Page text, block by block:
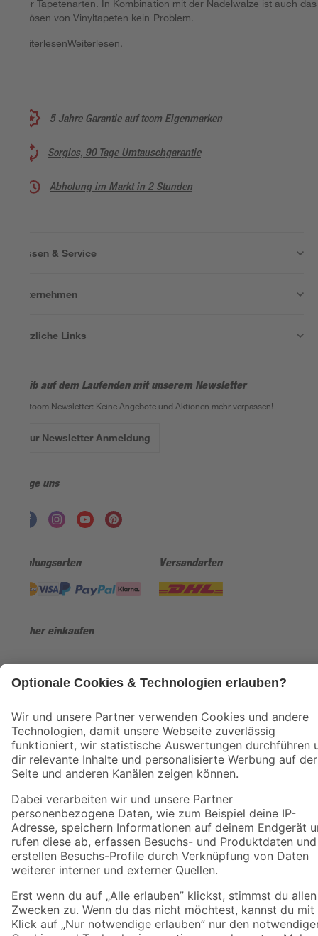
aller Tapetenarten. In Kombination mit der Nadelwalze ist auch das
Ablösen von Vinyltapeten kein Problem.
WeiterlesenWeiterlesen.
5 Jahre Garantie auf toom Eigenmarken
Sorglos, 90 Tage Umtauschgarantie
Abholung im Markt in 2 Stunden
Wissen & Service
Unternehmen
Nützliche Links
Bleib auf dem Laufenden mit unserem Newsletter
Der toom Newsletter: Keine Angebote und Aktionen mehr verpassen!
Zur Newsletter Anmeldung
Folge uns
Zahlungsarten Versandarten
Sicher einkaufen
Umständen nicht in allen Märkten verfügbar. Die angegebenen Verfügbarkeiten beziehen
sich auf den unter "Mein Markt" ausgewählten toom Baumarkt. Alle Angebote und
Produkte nur solange der Vorrat reicht.
*Paketversand ab 59 € versandkostenfrei, gilt nicht für Artikel mit Speditionsversand, hier
fallen zusätzliche Versandkosten an.
Datenschutz Privatsphäre Impressum
AGB
Nutzungsbedingungen
Widerrufsrecht
Vertrag widerrufen
Barrierefreiheit